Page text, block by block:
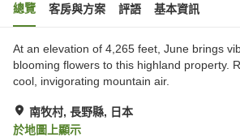
總覽 客房與方案 評語 基本資訊
At an elevation of 4,265 feet, June brings
blooming flowers to this highland property.
cool, invigorating mountain air.
南牧村, 長野縣, 日本
於地圖上顯示